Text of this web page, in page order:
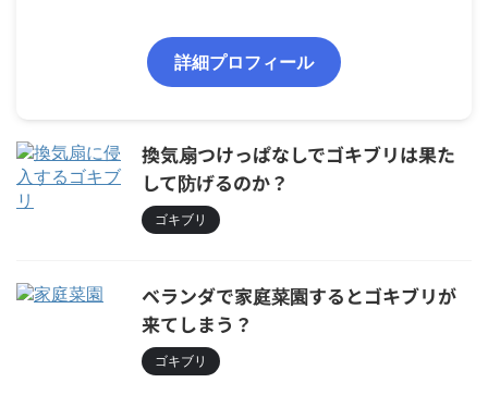
詳細プロフィール
換気扇つけっぱなしでゴキブリは果た
して防げるのか？
ゴキブリ
ベランダで家庭菜園するとゴキブリが
来てしまう？
ゴキブリ